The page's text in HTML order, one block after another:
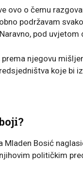
ovo o čemu
podržavam
pod uvjetom
prema njegovu
koje bi
Mladen Bosić
političkim